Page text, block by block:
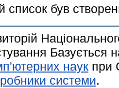
список був
Базується
наук при
системи.